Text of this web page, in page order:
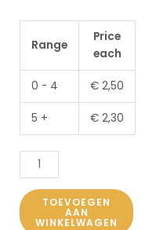
Range
Price
each
0 - 4 €2,50
5 + €2,30
kaart
aantal
TOEVOEGEN
AAN
WINKELWAGEN